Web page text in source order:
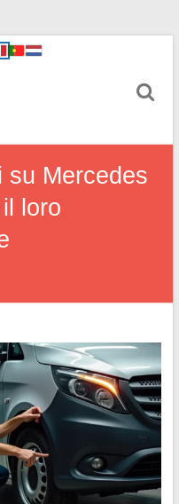
su Mercedes
loro